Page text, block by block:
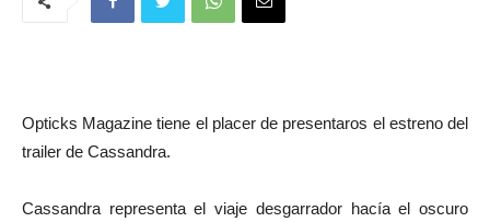
Opticks Magazine tiene el placer de presentaros el estreno del
trailer de Cassandra.
Cassandra representa el viaje desgarrador hacía el oscuro